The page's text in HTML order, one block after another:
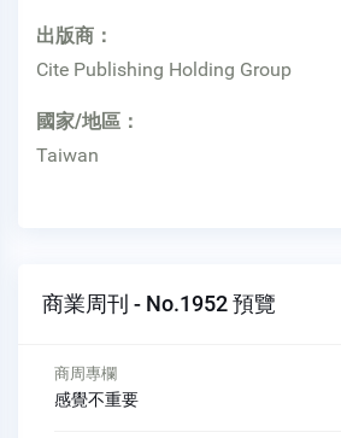
出版商：
Cite Publishing Holding Group
國家/地區：
Taiwan
商業周刊 - No.1952 預覽
商周專欄
感覺不重要